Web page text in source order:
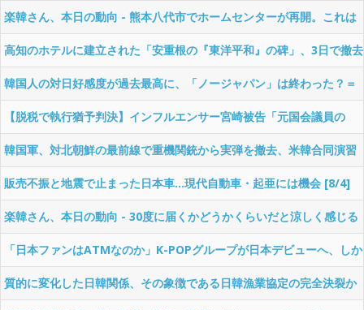
「アレ」がないんだ？
蛮」「中国の100倍良い」[8/5] [ばーど★]
楽韓さん、本日の動向 - 熊本八代市でホームセンターが再開。これは
朗報
高知のホテルに建立された「安重根の『東洋平和』の碑」、3日で撤去
されたものの、建立を先導した元県議会議長が「なんとしてでも高知
に碑を建てる」と宣言
韓国人の対日好感度が過去最高に、「ノージャパン」は終わった？＝
ネット「中国より100倍いい」 [8/4] [昆虫図鑑★]
【脱税で執行猶予判決】インフルエンサー宮崎被告「元国会議員の
父」の 後見人 就任報道に集まる批判「すごい親の七光」［8/4］ [仮
面ウニダー★]
韓国軍、対北朝鮮の最前線で重機関銃から実弾を撤去、米韓合同演習
では米軍の無人機を「北朝鮮の侵入だ！」と迎撃一歩手前まで……ゆ
るんでるなぁ
販売不振と地震で止まった日本車…現代自動車・起亜には機会 [8/4]
[ばーど★]
楽韓さん、本日の動向 - 30度に届くかどうかくらいだと涼しく感じる
バグ
「日本ファンはATMなのか」K-POPグループが日本デビューへ、しか
し“独島問題”が再燃…巨大市場ニッポンの難しさ [朝一から閉店まで
質的に変化した日韓関係、その象徴である日韓漁業協定の完全決裂か